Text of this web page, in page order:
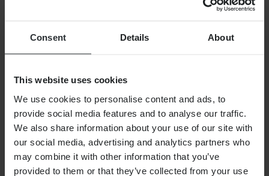
Consent Details About
This website uses cookies
We use cookies to personalise content and ads, to
provide social media features and to analyse our traffic.
We also share information about your use of our site with
our social media, advertising and analytics partners who
may combine it with other information that you’ve
provided to them or that they’ve collected from your use
Privacybeleid
Betaling
Retourneren
Herroepingsrecht
Informatie over recycling
Claims & klachten
Bestelstatus
Conformiteitsverklaring